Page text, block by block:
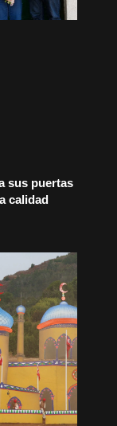
sus puertas
calidad